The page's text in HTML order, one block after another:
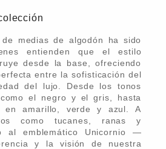
de medias de algodón ha sido
entienden que el estilo
desde la base, ofreciendo
entre la sofisticación del
del lujo. Desde los tonos
el negro y el gris, hasta
en amarillo, verde y azul. A
como tucanes, ranas y
al emblemático Unicornio —
y la visión de nuestra